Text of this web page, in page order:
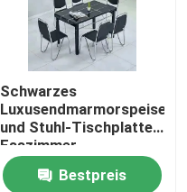
Schwarzes
und Stuhl-Tischplatte-
Esszimmer-
Ausgangsmöbel
Bestpreis